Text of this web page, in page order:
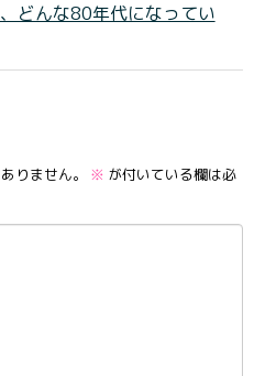
どんな80年代になってい
りません。 ※ が付いている欄は必